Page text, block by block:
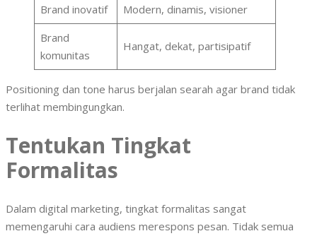
Brand inovatif
Modern, dinamis, visioner
Brand
komunitas
Hangat, dekat, partisipatif
Positioning dan tone harus berjalan searah agar brand tidak
terlihat membingungkan.
Tentukan Tingkat
Formalitas
Dalam digital marketing, tingkat formalitas sangat
memengaruhi cara audiens merespons pesan. Tidak semua